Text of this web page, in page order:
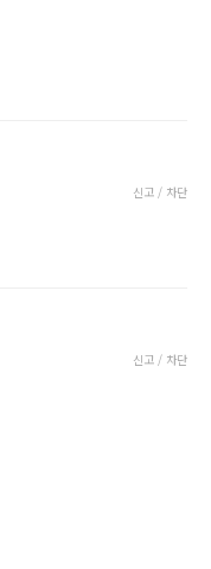
신고 / 차단
신고 / 차단